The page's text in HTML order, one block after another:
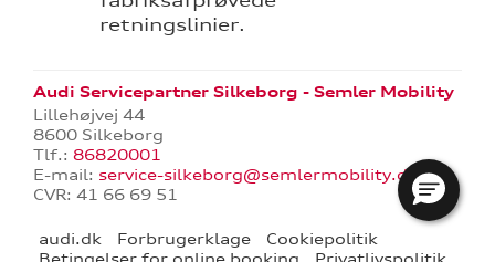
retningslinier.
Audi Servicepartner Silkeborg - Semler Mobility
Lillehøjvej 44
8600 Silkeborg
Tlf.: 86820001
E-mail: service-silkeborg@semlermobility.dk
CVR: 41 66 69 51
audi.dk Forbrugerklage
Cookiepolitik
Betingelser for online booking
Privatlivspolitik